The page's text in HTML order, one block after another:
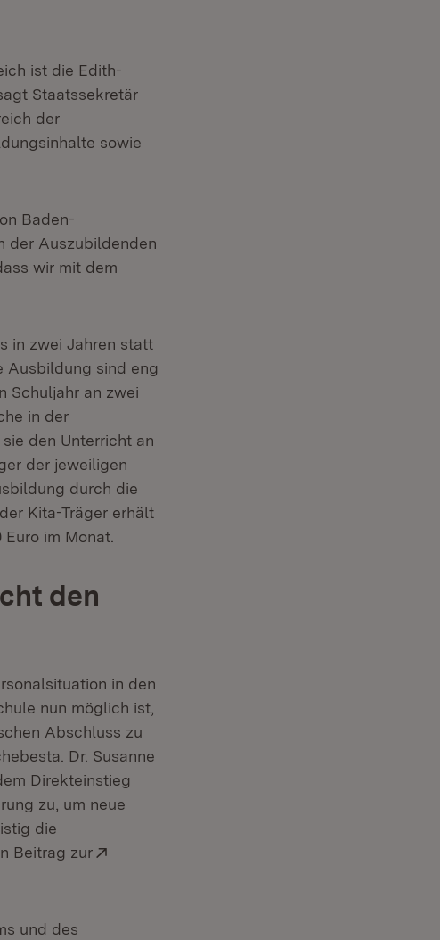
ist die Edith-
Staatssekretär
der
sowie
Baden-
der Auszubildenden
wir mit dem
in zwei Jahren statt
Ausbildung sind eng
Schuljahr an zwei
in der
den Unterricht an
der jeweiligen
durch die
Kita-Träger erhält
im Monat.
den
in den
nun möglich ist,
Abschluss zu
Dr. Susanne
Direkteinstieg
zu, um neue
die
Beitrag zur
und des